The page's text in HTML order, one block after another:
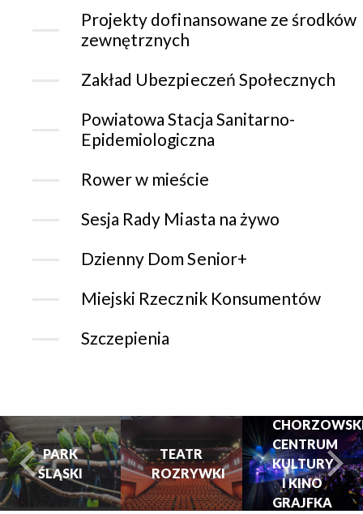
Projekty dofinansowane ze środków
zewnętrznych
Zakład Ubezpieczeń Społecznych
Powiatowa Stacja Sanitarno-
Epidemiologiczna
Rower w mieście
Sesja Rady Miasta na żywo
Dzienny Dom Senior+
Miejski Rzecznik Konsumentów
Szczepienia
PARK
ŚLĄSKI
TEATR
ROZRYWKI
CENTRUM
KULTURY
I KINO
GRAJFKA
turysta.Previous